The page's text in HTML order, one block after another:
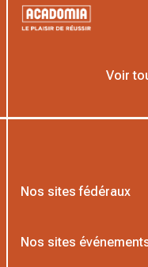
Voir
Nos sites fédéraux
Nos sites